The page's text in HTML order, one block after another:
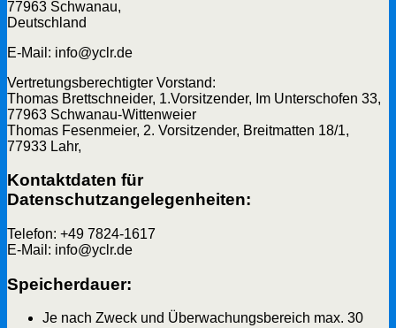
77963 Schwanau,
Deutschland
E-Mail: info@yclr.de
Vertretungsberechtigter Vorstand:
Thomas Brettschneider, 1.Vorsitzender, Im Unterschofen 33,
77963 Schwanau-Wittenweier
Thomas Fesenmeier, 2. Vorsitzender, Breitmatten 18/1,
77933 Lahr,
Kontaktdaten für
Datenschutzangelegenheiten:
Telefon: +49 7824-1617
E-Mail: info@yclr.de
Speicherdauer:
Je nach Zweck und Überwachungsbereich max. 30